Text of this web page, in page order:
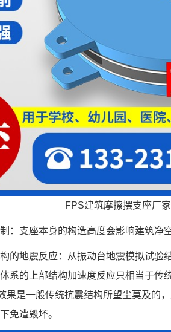
FPS建筑摩擦摆支座厂家
：支座本身的构造高度会影响建筑净
的地震反应：从振动台地震模拟试验
系的上部结构加速度反应只相当于传
果是一般传统抗震结构所望尘莫及的
免遭毁坏。